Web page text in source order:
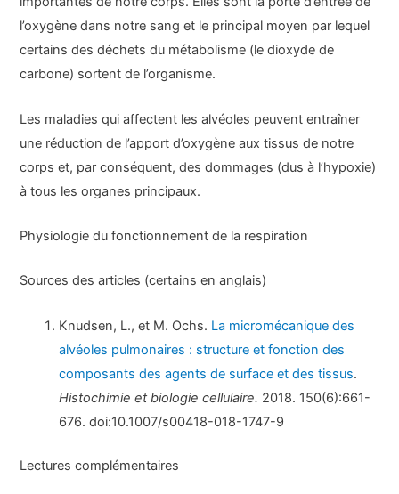
l’oxygène dans notre sang et le principal moyen par lequel
certains des déchets du métabolisme (le dioxyde de
carbone) sortent de l’organisme.
Les maladies qui affectent les alvéoles peuvent entraîner
une réduction de l’apport d’oxygène aux tissus de notre
corps et, par conséquent, des dommages (dus à l’hypoxie)
à tous les organes principaux.
Physiologie du fonctionnement de la respiration
Sources des articles (certains en anglais)
Knudsen, L., et M. Ochs. La micromécanique des
alvéoles pulmonaires : structure et fonction des
composants des agents de surface et des tissus.
Histochimie et biologie cellulaire. 2018. 150(6):661-
676. doi:10.1007/s00418-018-1747-9
Lectures complémentaires